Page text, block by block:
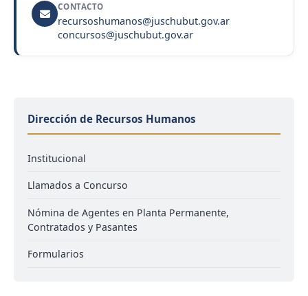
CONTACTO
recursoshumanos@juschubut.gov.ar
concursos@juschubut.gov.ar
Dirección de Recursos Humanos
Institucional
Llamados a Concurso
Nómina de Agentes en Planta Permanente,
Contratados y Pasantes
Formularios